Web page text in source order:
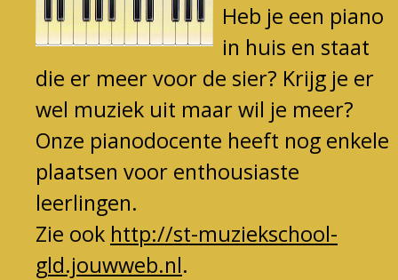
Heb je een piano
in huis en staat
die er meer voor de sier? Krijg je er
wel muziek uit maar wil je meer?
Onze pianodocente heeft nog enkele
plaatsen voor enthousiaste
leerlingen.
Zie ook http://st-muziekschool-
gld.jouwweb.nl.